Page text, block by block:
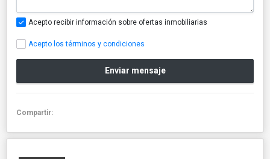
Acepto recibir información sobre ofertas inmobiliarias
Acepto los términos y condiciones
Enviar mensaje
Compartir: